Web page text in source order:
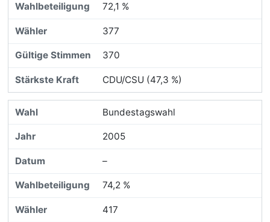
72,1 %
377
370
CDU/CSU (47,3 %)
Bundestagswahl
2005
–
74,2 %
417